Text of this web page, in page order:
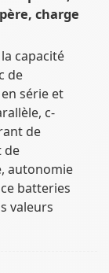
charge
capacité
de
série et
c-
de
de
autonomie
batteries
valeurs